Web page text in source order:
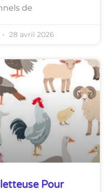
de
28 avril 2026
Pour